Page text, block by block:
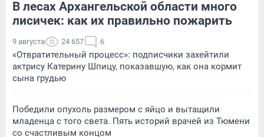
В лесах Архангельской области много
лисичек: как их правильно пожарить
9 августа 24 657 6
«Отвратительный процесс»: подписчики захейтили
актрису Катерину Шпицу, показавшую, как она кормит
сына грудью
Победили опухоль размером с яйцо и вытащили
младенца с того света. Пять историй врачей из Тюмени
со счастливым концом